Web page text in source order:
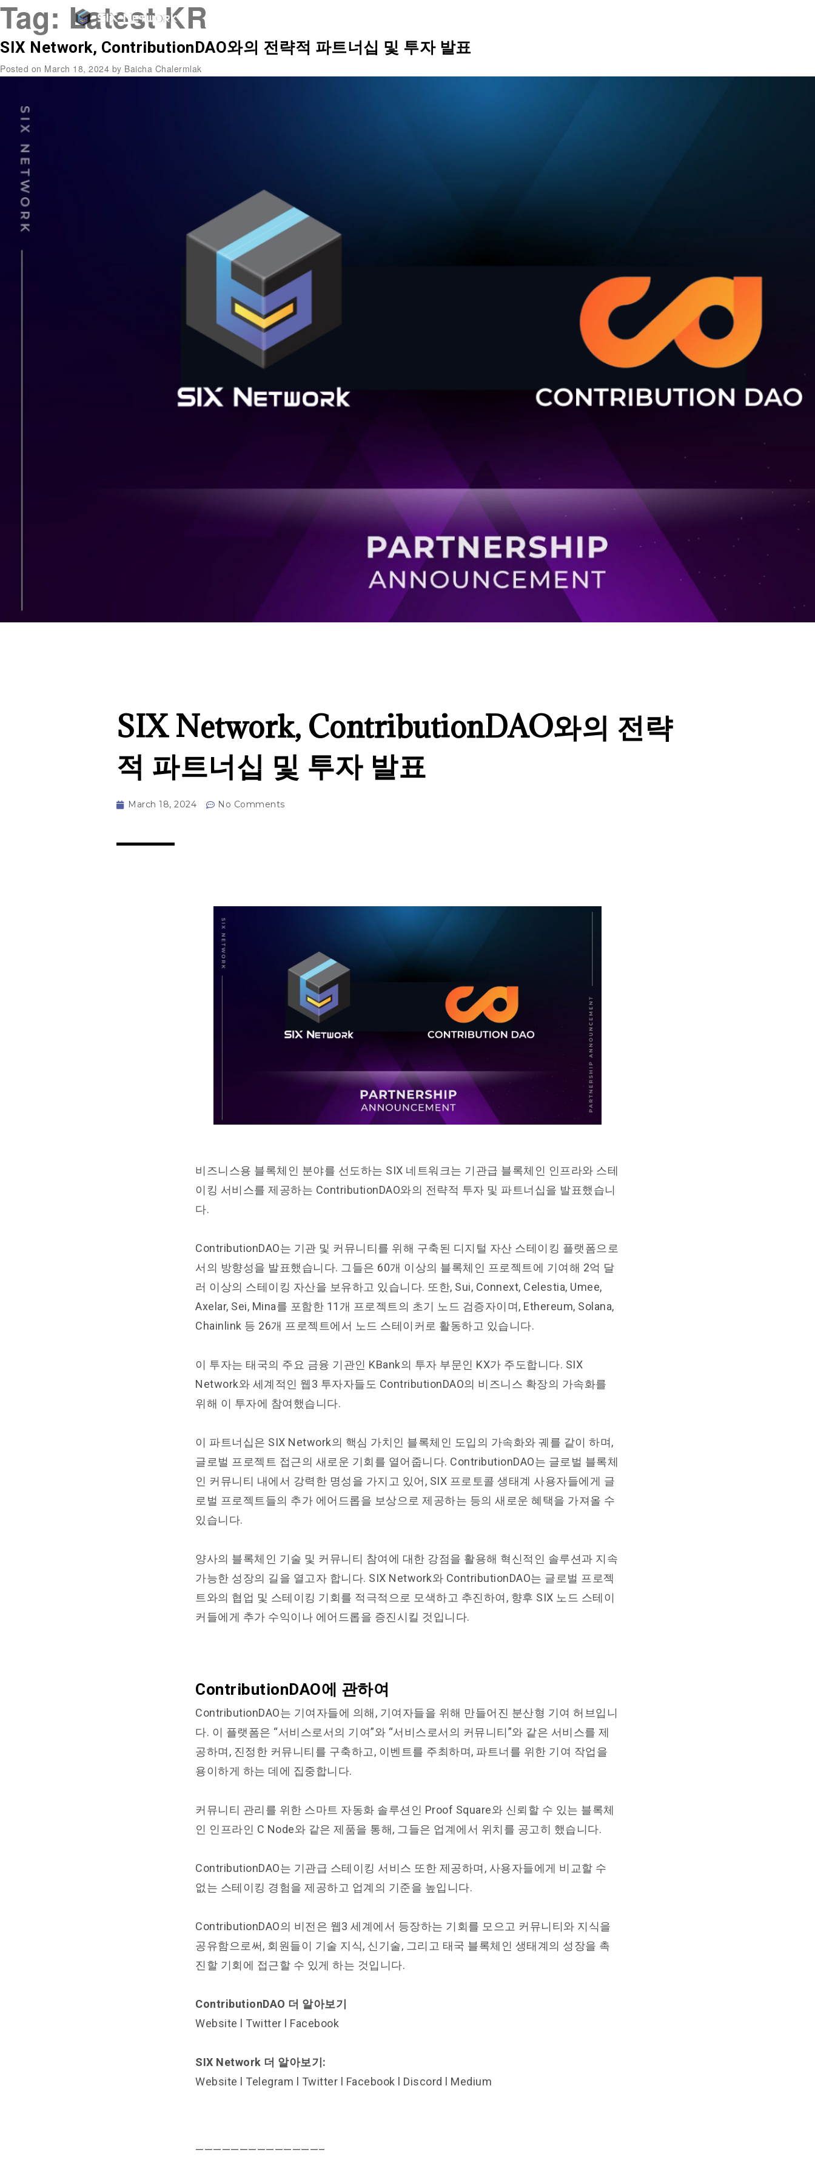
Tag: Latest KR
SIX Network, ContributionDAO와의 전략적 파트너십 및 투자 발표
Posted on March 18, 2024 by Baicha Chalermlak
SIX Network, ContributionDAO와의 전략
적 파트너십 및 투자 발표
March 18, 2024 No Comments
비즈니스용 블록체인 분야를 선도하는 SIX 네트워크는 기관급 블록체인 인프라와 스테
이킹 서비스를 제공하는 ContributionDAO와의 전략적 투자 및 파트너십을 발표했습니
다.
ContributionDAO는 기관 및 커뮤니티를 위해 구축된 디지털 자산 스테이킹 플랫폼으로
서의 방향성을 발표했습니다. 그들은 60개 이상의 블록체인 프로젝트에 기여해 2억 달
러 이상의 스테이킹 자산을 보유하고 있습니다. 또한, Sui, Connext, Celestia, Umee,
Axelar, Sei, Mina를 포함한 11개 프로젝트의 초기 노드 검증자이며, Ethereum, Solana,
Chainlink 등 26개 프로젝트에서 노드 스테이커로 활동하고 있습니다.
이 투자는 태국의 주요 금융 기관인 KBank의 투자 부문인 KX가 주도합니다. SIX
Network와 세계적인 웹3 투자자들도 ContributionDAO의 비즈니스 확장의 가속화를
위해 이 투자에 참여했습니다.
이 파트너십은 SIX Network의 핵심 가치인 블록체인 도입의 가속화와 궤를 같이 하며,
글로벌 프로젝트 접근의 새로운 기회를 열어줍니다. ContributionDAO는 글로벌 블록체
인 커뮤니티 내에서 강력한 명성을 가지고 있어, SIX 프로토콜 생태계 사용자들에게 글
로벌 프로젝트들의 추가 에어드롭을 보상으로 제공하는 등의 새로운 혜택을 가져올 수
있습니다.
양사의 블록체인 기술 및 커뮤니티 참여에 대한 강점을 활용해 혁신적인 솔루션과 지속
가능한 성장의 길을 열고자 합니다. SIX Network와 ContributionDAO는 글로벌 프로젝
트와의 협업 및 스테이킹 기회를 적극적으로 모색하고 추진하여, 향후 SIX 노드 스테이
커들에게 추가 수익이나 에어드롭을 증진시킬 것입니다.
ContributionDAO에 관하여
ContributionDAO는 기여자들에 의해, 기여자들을 위해 만들어진 분산형 기여 허브입니
다. 이 플랫폼은 “서비스로서의 기여”와 “서비스로서의 커뮤니티”와 같은 서비스를 제
공하며, 진정한 커뮤니티를 구축하고, 이벤트를 주최하며, 파트너를 위한 기여 작업을
용이하게 하는 데에 집중합니다.
커뮤니티 관리를 위한 스마트 자동화 솔루션인 Proof Square와 신뢰할 수 있는 블록체
인 인프라인 C Node와 같은 제품을 통해, 그들은 업계에서 위치를 공고히 했습니다.
ContributionDAO는 기관급 스테이킹 서비스 또한 제공하며, 사용자들에게 비교할 수
없는 스테이킹 경험을 제공하고 업계의 기준을 높입니다.
ContributionDAO의 비전은 웹3 세계에서 등장하는 기회를 모으고 커뮤니티와 지식을
공유함으로써, 회원들이 기술 지식, 신기술, 그리고 태국 블록체인 생태계의 성장을 촉
진할 기회에 접근할 수 있게 하는 것입니다.
ContributionDAO 더 알아보기
Website
Twitter Facebook
SIX Network 더 알아보기:
Website
Telegram Twitter Facebook Discord Medium
——————————————–